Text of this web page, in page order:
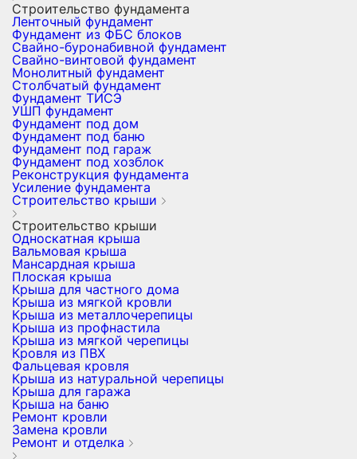
Строительство фундамента
Ленточный фундамент
Фундамент из ФБС блоков
Свайно-буронабивной фундамент
Свайно-винтовой фундамент
Монолитный фундамент
Столбчатый фундамент
Фундамент ТИСЭ
УШП фундамент
Фундамент под дом
Фундамент под баню
Фундамент под гараж
Фундамент под хозблок
Реконструкция фундамента
Усиление фундамента
Строительство крыши
Строительство крыши
Односкатная крыша
Вальмовая крыша
Мансардная крыша
Плоская крыша
Крыша для частного дома
Крыша из мягкой кровли
Крыша из металлочерепицы
Крыша из профнастила
Крыша из мягкой черепицы
Кровля из ПВХ
Фальцевая кровля
Крыша из натуральной черепицы
Крыша для гаража
Крыша на баню
Ремонт кровли
Замена кровли
Ремонт и отделка